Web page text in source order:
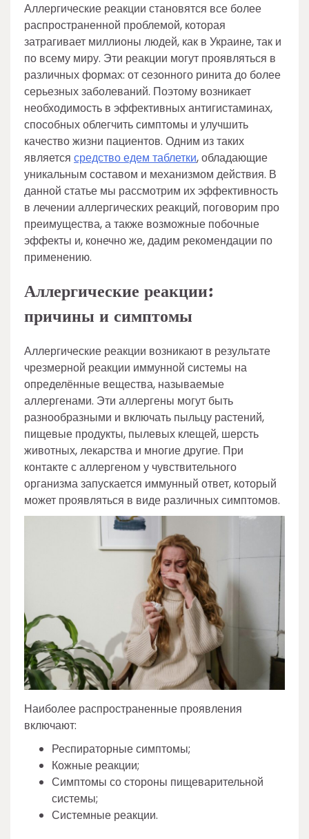
Аллергические реакции становятся все более
распространенной проблемой, которая
затрагивает миллионы людей, как в Украине, так и
по всему миру. Эти реакции могут проявляться в
различных формах: от сезонного ринита до более
серьезных заболеваний. Поэтому возникает
необходимость в эффективных антигистаминах,
способных облегчить симптомы и улучшить
качество жизни пациентов. Одним из таких
является средство едем таблетки, обладающие
уникальным составом и механизмом действия. В
данной статье мы рассмотрим их эффективность
в лечении аллергических реакций, поговорим про
преимущества, а также возможные побочные
эффекты и, конечно же, дадим рекомендации по
применению.
Аллергические реакции:
причины и симптомы
Аллергические реакции возникают в результате
чрезмерной реакции иммунной системы на
определённые вещества, называемые
аллергенами. Эти аллергены могут быть
разнообразными и включать пыльцу растений,
пищевые продукты, пылевых клещей, шерсть
животных, лекарства и многие другие. При
контакте с аллергеном у чувствительного
организма запускается иммунный ответ, который
может проявляться в виде различных симптомов.
Наиболее распространенные проявления
включают:
Респираторные симптомы;
Кожные реакции;
Симптомы со стороны пищеварительной
системы;
Системные реакции.